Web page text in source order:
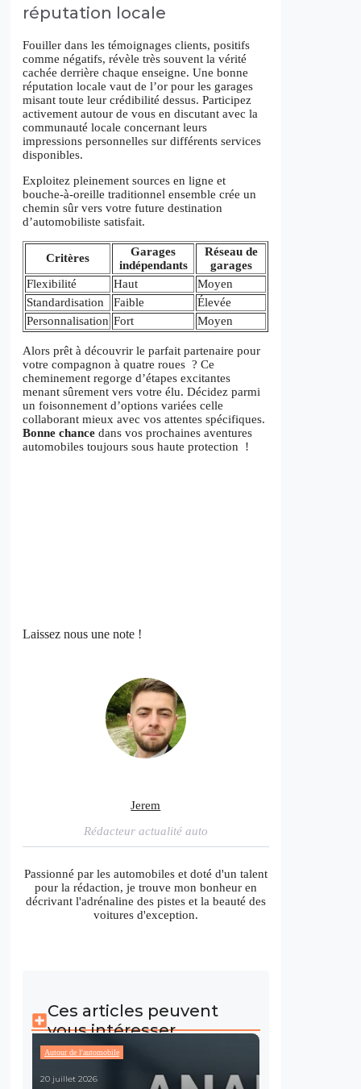
réputation locale
Fouiller dans les témoignages clients, positifs
comme négatifs, révèle très souvent la vérité
cachée derrière chaque enseigne. Une bonne
réputation locale vaut de l’or pour les garages
misant toute leur crédibilité dessus. Participez
activement autour de vous en discutant avec la
communauté locale concernant leurs
impressions personnelles sur différents services
disponibles.
Exploitez pleinement sources en ligne et
bouche-à-oreille traditionnel ensemble crée un
chemin sûr vers votre future destination
d’automobiliste satisfait.
Critères
Garages
indépendants
Réseau de
garages
Flexibilité
Haut
Moyen
Standardisation
Faible
Élevée
Personnalisation Fort Moyen
Alors prêt à découvrir le parfait partenaire pour
votre compagnon à quatre roues ? Ce
cheminement regorge d’étapes excitantes
menant sûrement vers votre élu. Décidez parmi
un foisonnement d’options variées celle
collaborant mieux avec vos attentes spécifiques.
Bonne chance dans vos prochaines aventures
automobiles toujours sous haute protection !
Laissez nous une note !
Jerem
Rédacteur actualité auto
Passionné par les automobiles et doté d'un talent
pour la rédaction, je trouve mon bonheur en
décrivant l'adrénaline des pistes et la beauté des
voitures d'exception.
Ces articles peuvent
vous intéresser
Autour de l'automobile
20 juillet 2026